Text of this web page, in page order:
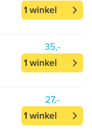
1 winkel
35,-
1 winkel
27,-
1 winkel